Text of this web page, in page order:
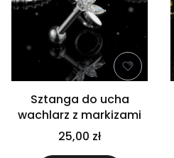
Sztanga do ucha
wachlarz z markizami
25,00 zł